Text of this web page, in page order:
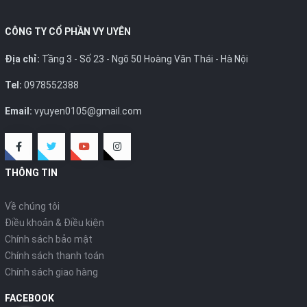
0978552388
để được tư vấn thêm.
CÔNG TY CỔ PHẦN VY UYÊN
Địa chỉ: Tầng 3 - Số 23 - Ngõ 50 Hoàng Văn Thái - Hà Nội
Tel: 0978552388
Email: vyuyen0105@gmail.com
THÔNG TIN
Về chúng tôi
Điều khoản & Điều kiện
Chính sách bảo mật
Chính sách thanh toán
Chính sách giao hàng
FACEBOOK